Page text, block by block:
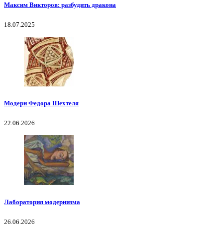
Максим Викторов: разбудить дракона
18.07.2025
Модерн Федора Шехтеля
22.06.2026
Лаборатория модернизма
26.06.2026